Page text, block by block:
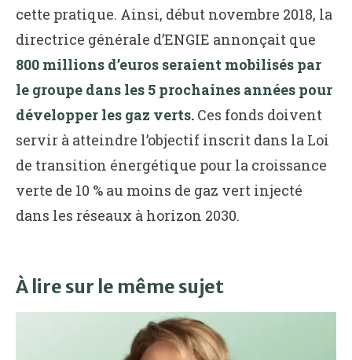
cette pratique. Ainsi, début novembre 2018, la
directrice générale d’ENGIE annonçait que
800 millions d’euros seraient mobilisés par
le groupe dans les 5 prochaines années pour
développer les gaz verts. Ces fonds doivent
servir à atteindre l’objectif inscrit dans la Loi
de transition énergétique pour la croissance
verte de 10 % au moins de gaz vert injecté
dans les réseaux à horizon 2030.
À lire sur le même sujet